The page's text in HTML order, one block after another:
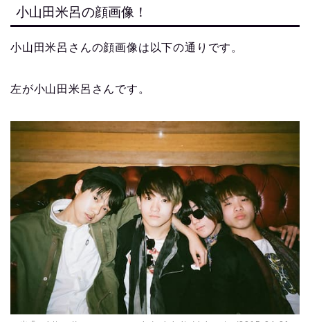
小山田米呂の顔画像！
小山田米呂さんの顔画像は以下の通りです。
左が小山田米呂さんです。